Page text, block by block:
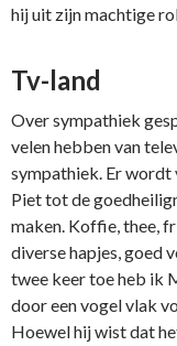
hij uit zijn machtige
Tv-land
Over sympathiek
velen hebben van
sympathiek. Er wordt
Piet tot de
maken. Koffie, thee,
diverse hapjes, goed
twee keer toe heb ik
door een vogel vlak
Hoewel hij wist dat